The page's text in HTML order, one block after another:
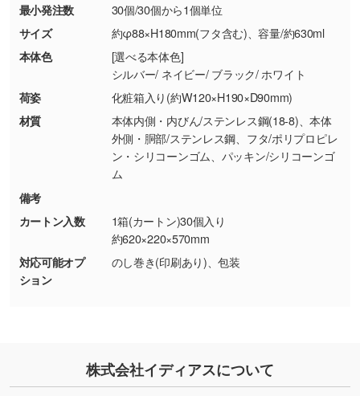
DIC・PANTONEなどのカラーチップの指定や、
現物支給による色指定も承っております。→詳
しく見る
・背景がある画像からキャラクター部分だけを
シンプルな背景のデータや、使いたいキャラク
ター部分の輪郭がはっきりしているデータは切
り抜き処理が可能です。→
・持っているデータの背景が足りない／塗り足
しの作り方が分からない
合、シンプルな色・柄の背景であれば拡張が可
URLをご指定いただければ、QRコードを生成
いたします。配置のご相談にも応じています。
・お客様の元で商品を加工された場合、または
商品が破損した場合
・商品到着後7日以上経過している場合
・お客様のご都合による返品・交換依頼(商
品・色・数量などの注文間違い等)
最小発注数
30個/30個から1個単位
サイズ
約φ88×H180mm(フタ含む)、容量/約630ml
本体色
[選べる本体色]
シルバー/ ネイビー/ ブラック/ ホワイト
荷姿
化粧箱入り(約W120×H190×D90mm)
材質
本体内側・内びん/ステンレス鋼(18-8)、本体
外側・胴部/ステンレス鋼、フタ/ポリプロピレ
ン・シリコーンゴム、パッキン/シリコーンゴ
ム
備考
カートン入数
1箱(カートン)30個入り
約620×220×570mm
対応可能オプ
ション
のし巻き(印刷あり)、包装
株式会社イディアスについて